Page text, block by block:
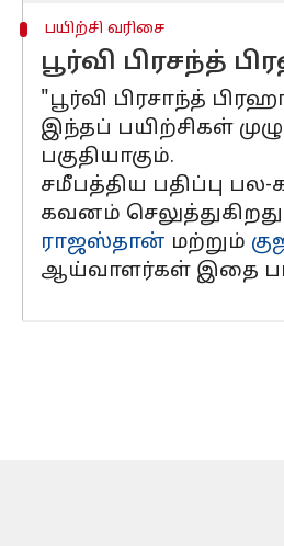
பயிற்சி வரிசை
பூர்வி பிரசந்த்
"பூர்வி பிரசாந்த்
இந்தப் பயிற்சிகள்
பகுதியாகும்.
சமீபத்திய பதிப்பு
கவனம்
ராஜஸ்தான் மற்றும்
ஆய்வாளர்கள் இதை